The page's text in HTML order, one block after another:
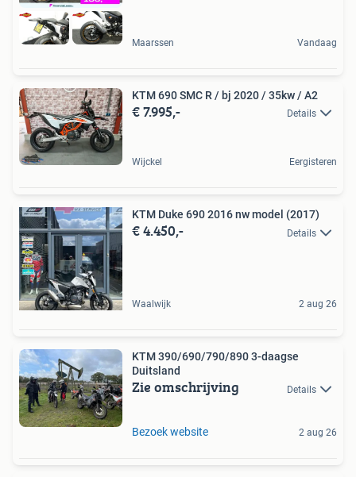
Maarssen Vandaag
KTM 690 SMC R / bj 2020 / 35kw / A2
€ 7.995,- Details
Wijckel Eergisteren
KTM Duke 690 2016 nw model (2017)
€ 4.450,- Details
Waalwijk 2 aug 26
KTM 390/690/790/890 3-daagse
Duitsland
Zie omschrijving Details
Bezoek website 2 aug 26